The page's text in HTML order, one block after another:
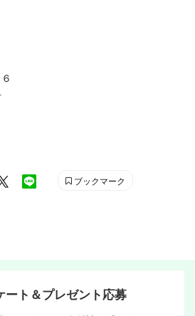
ブックマーク
ート＆プレゼント応募